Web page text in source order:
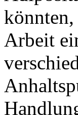
Arbeit